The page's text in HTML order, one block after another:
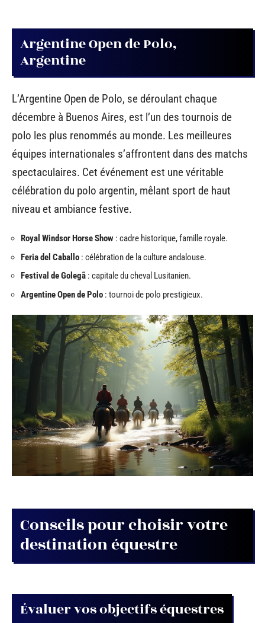
Argentine Open de Polo,
Argentine
L’Argentine Open de Polo, se déroulant chaque
décembre à Buenos Aires, est l’un des tournois de
polo les plus renommés au monde. Les meilleures
équipes internationales s’affrontent dans des matchs
spectaculaires. Cet événement est une véritable
célébration du polo argentin, mêlant sport de haut
niveau et ambiance festive.
Royal Windsor Horse Show : cadre historique, famille royale.
Feria del Caballo : célébration de la culture andalouse.
Festival de Golegã : capitale du cheval Lusitanien.
Argentine Open de Polo : tournoi de polo prestigieux.
Conseils pour choisir votre
destination équestre
Évaluer vos objectifs équestres